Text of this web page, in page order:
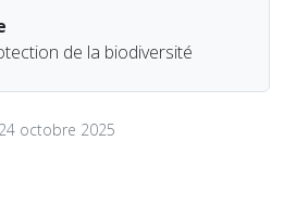
de la biodiversité
octobre 2025